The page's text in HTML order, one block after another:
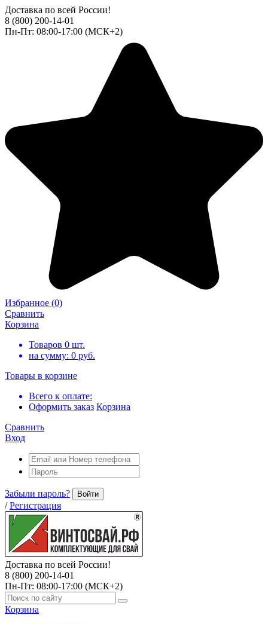
Доставка по всей России!
8 (800) 200-14-01
Пн-Пт: 08:00-17:00 (МСК+2)
Избранное (0)
Сравнить
Корзина
Товаров 0 шт.
на сумму: 0 руб.
Товары в корзине
Всего к оплате:
Оформить заказ Корзина
Сравнить
Вход
Забыли пароль? Войти
/ Регистрация
Доставка по всей России!
8 (800) 200-14-01
Пн-Пт: 08:00-17:00 (МСК+2)
Корзина